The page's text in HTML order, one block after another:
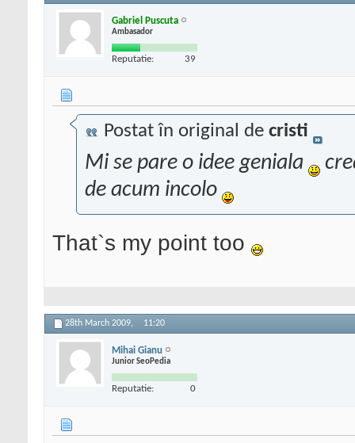
Gabriel Puscuta
Ambasador
Reputatie: 39
Postat în original de cristi
Mi se pare o idee geniala
de acum incolo
That`s my point too
28th March 2009, 11:20
Mihai Gianu
Junior SeoPedia
Reputatie: 0